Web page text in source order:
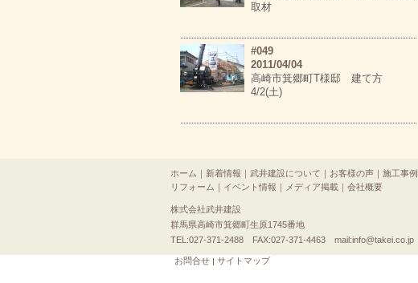
取材
#049
2011/04/04
高崎市箕郷町T様邸 建て方
4/2(土)
ホーム ｜ 新着情報 ｜ 武井建設について ｜ お客様の声 ｜ 施工事例
リフォーム ｜ イベント情報 ｜ メディア掲載 ｜ 会社概要
株式会社武井建設
群馬県高崎市箕郷町生原1745番地
TEL:027-371-2488 FAX:027-371-4463 mail:info@takei.co.jp
お問合せ
サイトマップ